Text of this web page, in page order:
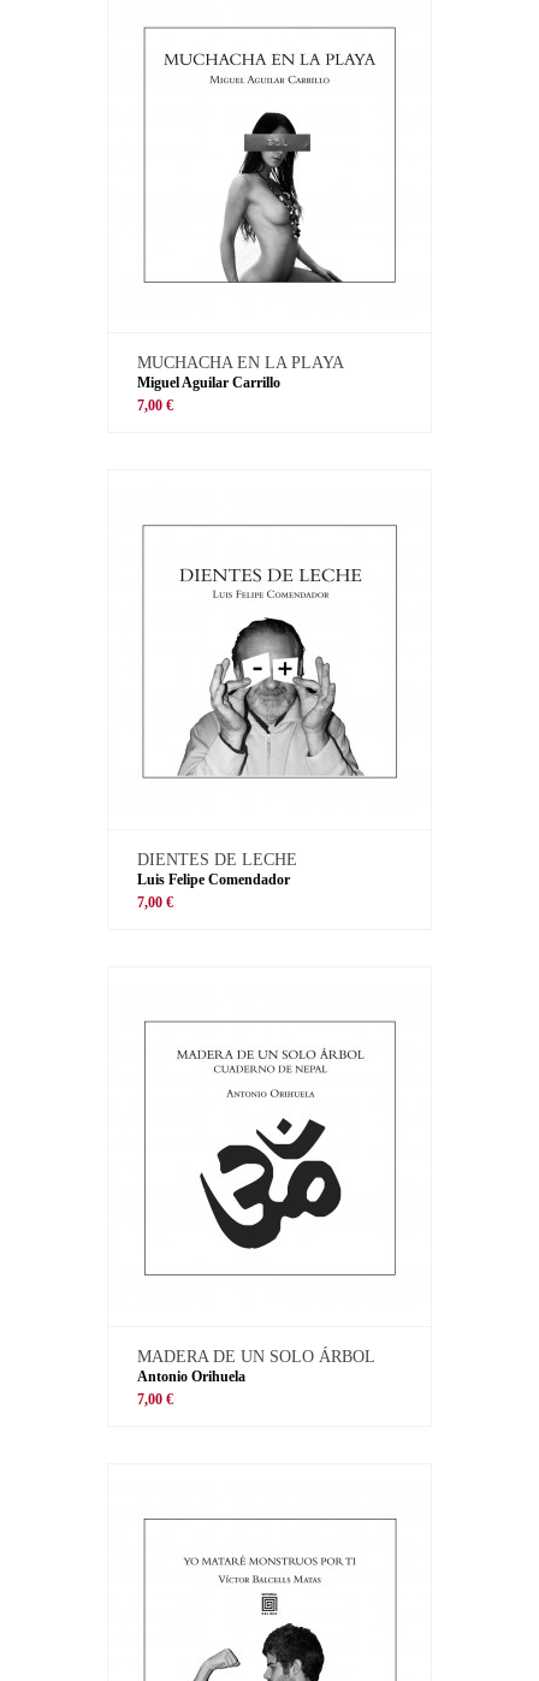
MUCHACHA EN LA PLAYA
Miguel Aguilar Carrillo
7,00 €
DIENTES DE LECHE
Luis Felipe Comendador
7,00 €
MADERA DE UN SOLO ÁRBOL
Antonio Orihuela
7,00 €